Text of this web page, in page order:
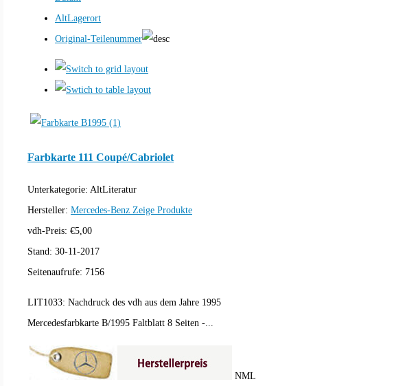
AltLagerort
Original-Teilenummer
Farbkarte 111 Coupé/Cabriolet
Unterkategorie: AltLiteratur
Hersteller: Mercedes-Benz Zeige Produkte
vdh-Preis: €5,00
Stand: 30-11-2017
Seitenaufrufe: 7156
LIT1033: Nachdruck des vdh aus dem Jahre 1995
Mercedesfarbkarte B/1995 Faltblatt 8 Seiten -...
NML